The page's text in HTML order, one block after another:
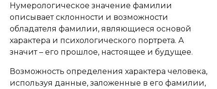
Нумерологическое значение фамилии
описывает склонности и возможности
обладателя фамилии, являющиеся основой
характера и психологического портрета. А
значит – его прошлое, настоящее и будущее.
Возможность определения характера человека,
используя данные, заложенные в его фамилии,